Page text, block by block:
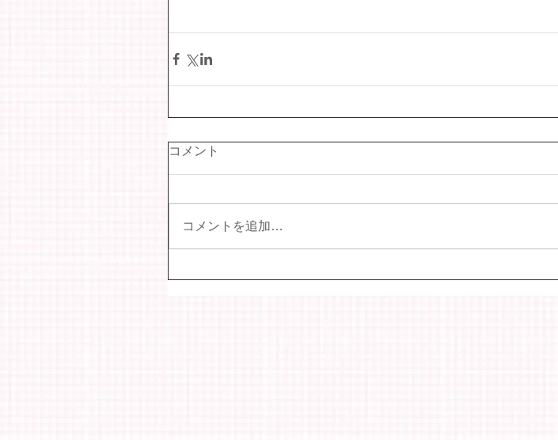
コメント
コメントを追加…